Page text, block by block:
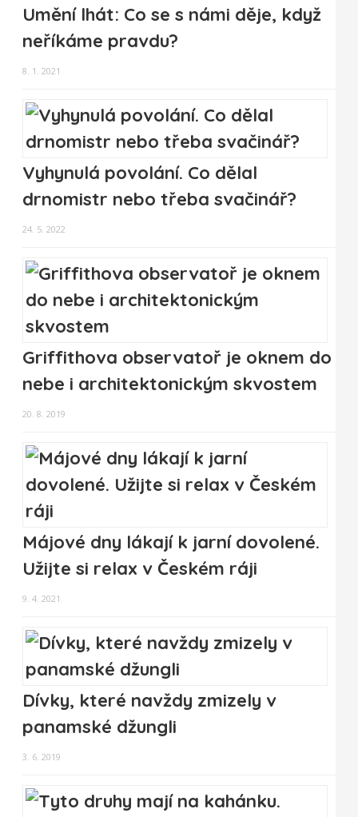
Umění lhát: Co se s námi děje, když
neříkáme pravdu?
8. 1. 2021
Vyhynulá povolání. Co dělal
drnomistr nebo třeba svačinář?
24. 5. 2022
Griffithova observatoř je oknem do
nebe i architektonickým skvostem
20. 8. 2019
Májové dny lákají k jarní dovolené.
Užijte si relax v Českém ráji
9. 4. 2021
Dívky, které navždy zmizely v
panamské džungli
3. 6. 2019